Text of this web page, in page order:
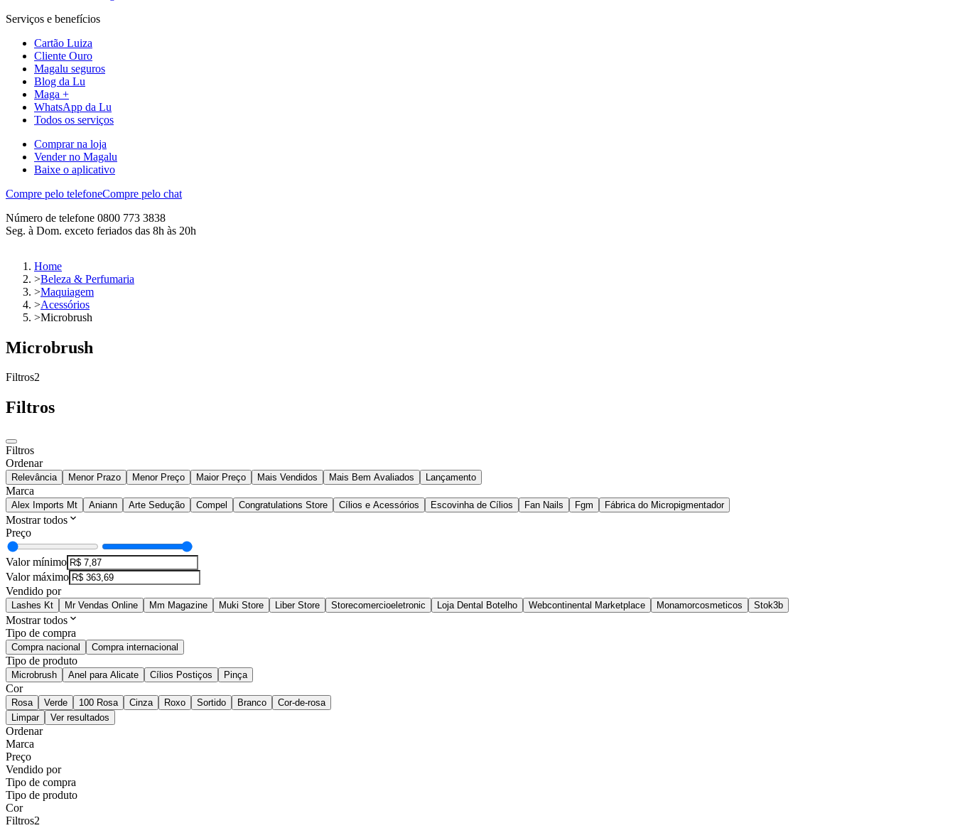
Serviços e benefícios
Cartão Luiza
Cliente Ouro
Magalu seguros
Blog da Lu
Maga +
WhatsApp da Lu
Todos os serviços
Comprar na loja
Vender no Magalu
Baixe o aplicativo
Compre pelo telefoneCompre pelo chat
Número de telefone 0800 773 3838
Seg. à Dom. exceto feriados das 8h às 20h
Home
>Beleza & Perfumaria
>Maquiagem
>Acessórios
>Microbrush
Microbrush
Filtros2
Filtros
Filtros
Ordenar
Relevância Menor Prazo Menor Preço Maior Preço Mais Vendidos Mais Bem Avaliados Lançamento
Marca
Alex Imports Mt Aniann Arte Sedução Compel Congratulations Store Cílios e Acessórios Escovinha de Cílios Fan Nails Fgm Fábrica do Micropigmentador
Mostrar todos
Preço
Valor mínimo
Valor máximo
Vendido por
Lashes Kt Mr Vendas Online Mm Magazine Muki Store Liber Store Storecomercioeletronic Loja Dental Botelho Webcontinental Marketplace Monamorcosmeticos Stok3b
Mostrar todos
Tipo de compra
Compra nacional Compra internacional
Tipo de produto
Microbrush Anel para Alicate Cílios Postiços Pinça
Cor
Rosa Verde 100 Rosa Cinza Roxo Sortido Branco
Cor-de-rosa
Limpar
Ver resultados
Ordenar
Marca
Preço
Vendido por
Tipo de compra
Tipo de produto
Cor
Filtros2